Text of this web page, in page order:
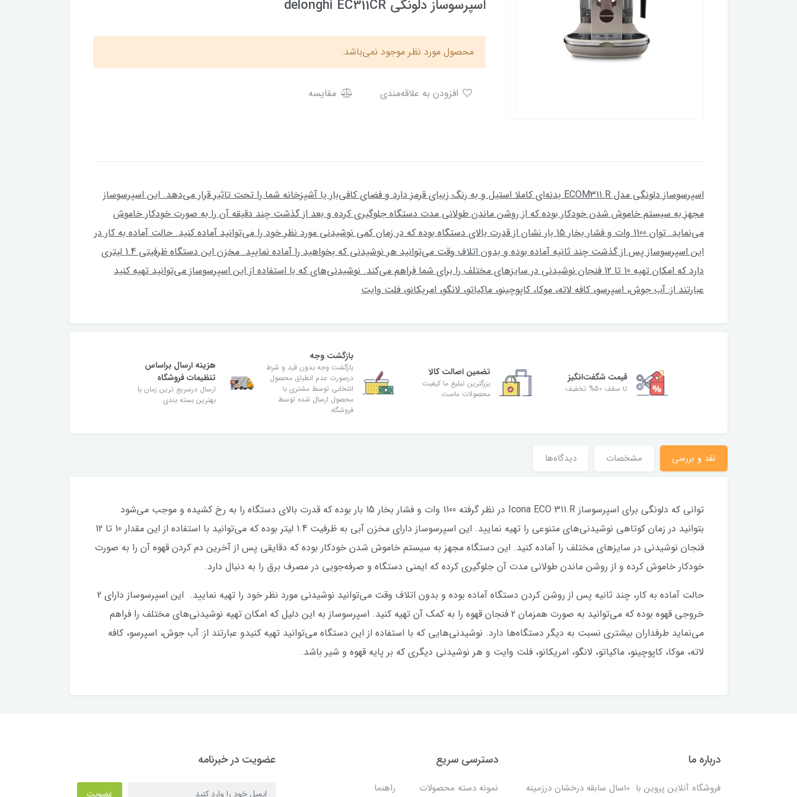
اسپرسوساز دلونگی delonghi EC311CR
محصول مورد نظر موجود نمی‌باشد.
مقایسه
اسپرسوساز دلونگی مدل ECOM311.R بدنه‌ای کاملا استیل و به رنگ زیبای قرمز دارد و فضای کافی‌بار یا آشپزخانه شما را تحت تاثیر قرار می‌دهد. این اسپرسوساز
مجهز به سیستم خاموش شدن خودکار بوده که از روشن ماندن طولانی مدت دستگاه جلوگیری کرده و بعد از گذشت چند دقیقه آن را به صورت خودکار خاموش
می‌نماید. توان 1100 وات و فشار بخار 15 بار نشان از قدرت بالای دستگاه بوده که در زمان کمی نوشیدنی مورد نظر خود را می‌توانید آماده کنید. حالت آماده به کار در
این اسپرسوساز پس از گذشت چند ثانیه آماده بوده و بدون اتلاف وقت می‌توانید هر نوشیدنی که بخواهید را آماده نمایید. مخزن این دستگاه ظرفیتی 1.4 لیتری
دارد که امکان تهیه 10 تا 12 فنجان نوشیدنی در سایزهای مختلف را برای شما فراهم می‌کند. نوشیدنی‌های که با استفاده از این اسپرسوساز می‌توانید تهیه کنید
عبارتند از: آب جوش، اسپرسو، کافه لاته، موکا، کاپوچینو، ماکیاتو، لانگو، امریکانو، فلت وایت
قیمت شگفت‌انگیز
تا سقف 50% تخفیف
تضمین اصالت کالا
بزرگترین تبلیغ ما کیفیت
محصولات ماست.
بازگشت وجه
بازگشت وجه بدون قید و شرط
درصورت عدم انطباق محصول
انتخابی توسط مشتری با
محصول ارسال شده توسط
فروشگاه
هزینه ارسال براساس
تنظیمات فروشگاه
ارسال درسریع ترین زمان با
بهترین بسته بندی
نقد و بررسی مشخصات دیدگاه‌ها
توانی که دلونگی برای اسپرسوساز Icona ECO 311.R در نظر گرفته 1100 وات و فشار بخار 15 بار بوده که قدرت بالای دستگاه را به رخ کشیده و موجب می‌شود
بتوانید در زمان کوتاهی نوشیدنی‌های متنوعی را تهیه نمایید. این اسپرسوساز دارای مخزن آبی به ظرفیت 1.4 لیتر بوده که می‌توانید با استفاده از این مقدار 10 تا 12
فنجان نوشیدنی در سایزهای مختلف را آماده کنید. این دستگاه مجهز به سیستم خاموش شدن خودکار بوده که دقایقی پس از آخرین دم کردن قهوه آن را به صورت
خودکار خاموش کرده و از روشن ماندن طولانی مدت آن جلوگیری کرده که ایمنی دستگاه و صرفه‌جویی در مصرف برق را به دنبال دارد.
حالت آماده به کار، چند ثانیه پس از روشن کردن دستگاه آماده بوده و بدون اتلاف وقت می‌توانید نوشیدنی مورد نظر خود را تهیه نمایید. این اسپرسوساز دارای 2
خروجی قهوه بوده که می‌توانید به صورت همزمان 2 فنجان قهوه را به کمک آن تهیه کنید. اسپرسوساز به این دلیل که امکان تهیه نوشیدنی‌های مختلف را فراهم
می‌نماید طرفداران بیشتری نسبت به دیگر دستگاه‌ها دارد. نوشیدنی‌هایی که با استفاده از این دستگاه می‌توانید تهیه کنیدو عبارتند از: آب جوش، اسپرسو، کافه
لاته، موکا، کاپوچینو، ماکیاتو، لانگو، امریکانو، فلت وایت و هر نوشیدنی دیگری که بر پایه قهوه و شیر باشد.
درباره ما
فروشگاه آنلاین پروین با 10سال سابقه درخشان درزمینه
دسترسی سریع
نمونه دسته محصولات راهنما
عضویت در خبرنامه
عضویت